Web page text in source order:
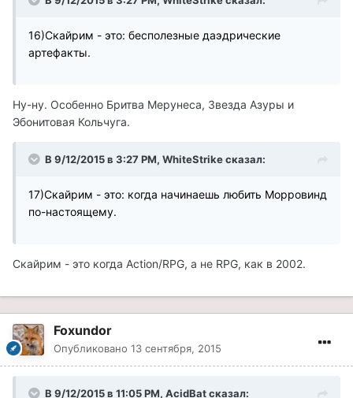
16)Скайрим - это: бесполезные даэдрические
артефакты.
Ну-ну. Особенно Бритва Мерунеса, Звезда Азуры и
Эбонитовая Кольчуга.
В 9/12/2015 в 3:27 PM, WhiteStrike сказал:
17)Скайрим - это: когда начинаешь любить Морровинд
по-настоящему.
Скайрим - это когда Action/RPG, а не RPG, как в 2002.
Foxundor
Опубликовано 13 сентября, 2015
В 9/12/2015 в 11:05 PM, AcidBat сказал: